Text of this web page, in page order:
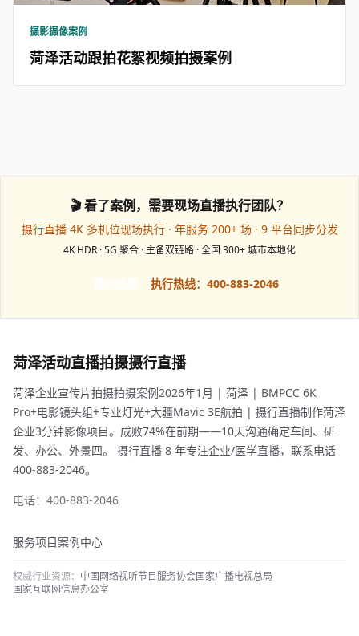
摄影摄像案例
菏泽活动跟拍花絮视频拍摄案例
🎬 看了案例，需要现场直播执行团队？
摄行直播 4K 多机位现场执行 · 年服务 200+ 场 · 9 平台同步分发
4K HDR · 5G 聚合 · 主备双链路 · 全国 300+ 城市本地化
执行热线：400-883-2046
菏泽活动直播拍摄摄行直播
菏泽企业宣传片拍摄拍摄案例2026年1月 | 菏泽 | BMPCC 6K
Pro+电影镜头组+专业灯光+大疆Mavic 3E航拍 | 摄行直播制作菏泽
企业3分钟影像项目。成败74%在前期——10天沟通确定车间、研
发、办公、外景四。 摄行直播 8 年专注企业/医学直播，联系电话
400-883-2046。
电话：400-883-2046
服务项目案例中心
权威行业资源： 中国网络视听节目服务协会国家广播电视总局
国家互联网信息办公室